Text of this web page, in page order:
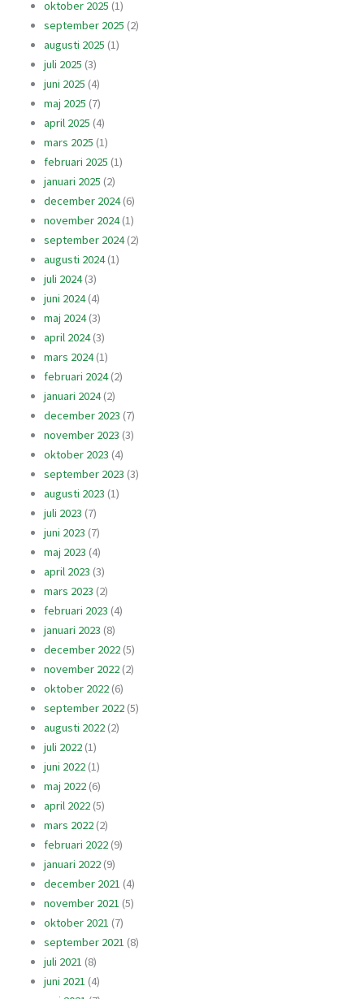
oktober 2025 (1)
september 2025 (2)
augusti 2025 (1)
juli 2025 (3)
juni 2025 (4)
maj 2025 (7)
april 2025 (4)
mars 2025 (1)
februari 2025 (1)
januari 2025 (2)
december 2024(6)
november 2024(1)
september 2024(2)
augusti 2024(1)
juli 2024(3)
juni 2024(4)
maj 2024(3)
april 2024(3)
mars 2024(1)
februari 2024(2)
januari 2024(2)
december 2023 (7)
november 2023 (3)
oktober 2023 (4)
september 2023 (3)
augusti 2023 (1)
juli 2023 (7)
juni 2023 (7)
maj 2023 (4)
april 2023 (3)
mars 2023 (2)
februari 2023 (4)
januari 2023 (8)
december 2022(5)
november 2022(2)
oktober 2022(6)
september 2022(5)
augusti 2022(2)
juli 2022(1)
juni 2022(1)
maj 2022(6)
april 2022(5)
mars 2022(2)
februari 2022(9)
januari 2022(9)
december 2021 (4)
november 2021 (5)
oktober 2021 (7)
september 2021 (8)
juli 2021 (8)
juni 2021 (4)